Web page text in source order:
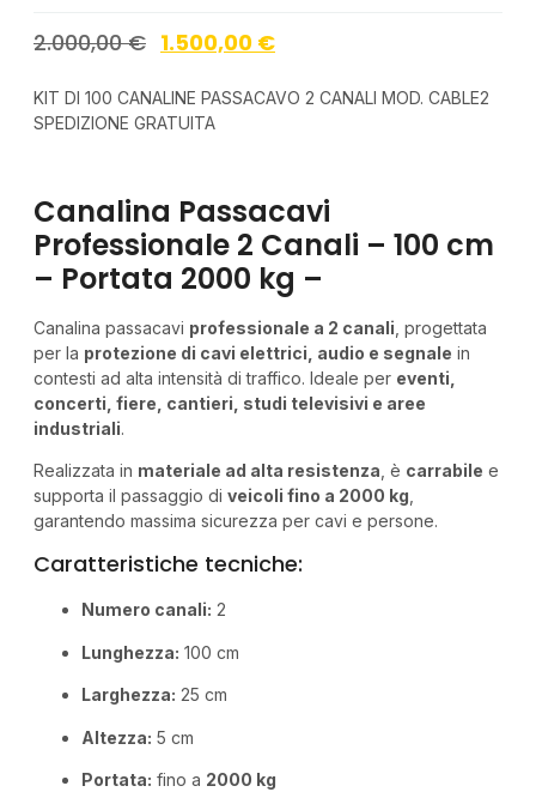
2.000,00€ 1.500,00 €
KIT DI 100 CANALINE PASSACAVO 2 CANALI MOD. CABLE2
SPEDIZIONE GRATUITA
Canalina Passacavi
Professionale 2 Canali – 100 cm
– Portata 2000 kg –
Canalina passacavi professionale a 2 canali , progettata
per la protezione di cavi elettrici, audio e segnale in
contesti ad alta intensità di traffico. Ideale per eventi,
concerti, fiere, cantieri, studi televisivi e aree
industriali.
Realizzata in materiale ad alta resistenza , è carrabile e
supporta il passaggio di veicoli fino a 2000 kg
garantendo massima sicurezza per cavi e persone.
Caratteristiche tecniche:
Numero canali: 2
Lunghezza: 100 cm
Larghezza: 25 cm
Altezza: 5 cm
Portata: fino a 2000 kg